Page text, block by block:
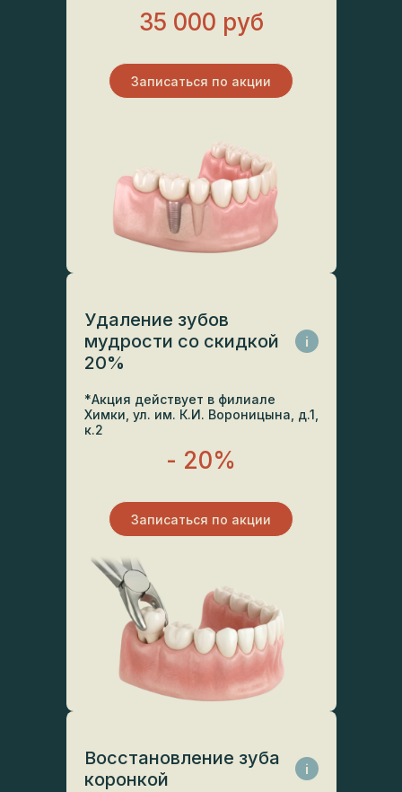
35 000 руб
Записаться по акции
Удаление зубов
мудрости со скидкой
20%
i
*Акция действует в филиале
Химки, ул. им. К.И. Вороницына, д.1,
к.2
- 20%
Записаться по акции
Восстановление зуба
коронкой
i